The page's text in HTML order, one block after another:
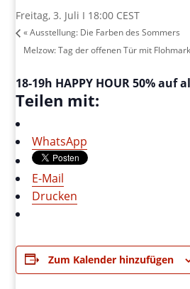
Freitag, 3. Juli I 18:00 CEST
«Ausstellung: Die Farben des Sommers
Melzow: Tag der offenen Tür mit
18-19h HAPPY HOUR 50% auf
Teilen mit:
WhatsApp
E-Mail
Drucken
Zum Kalender hinzufügen